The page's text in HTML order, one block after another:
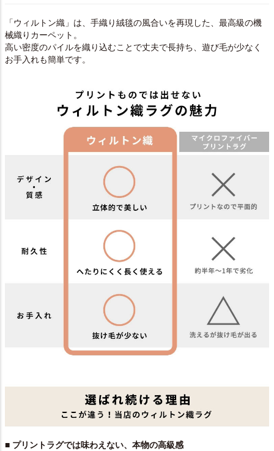
「ウィルトン織」は、手織り絨毯の風合いを再現した、最高級の機
械織りカーペット。
高い密度のパイルを織り込むことで丈夫で長持ち、遊び毛が少なく
お手入れも簡単です。
■ プリントラグでは味わえない、本物の高級感